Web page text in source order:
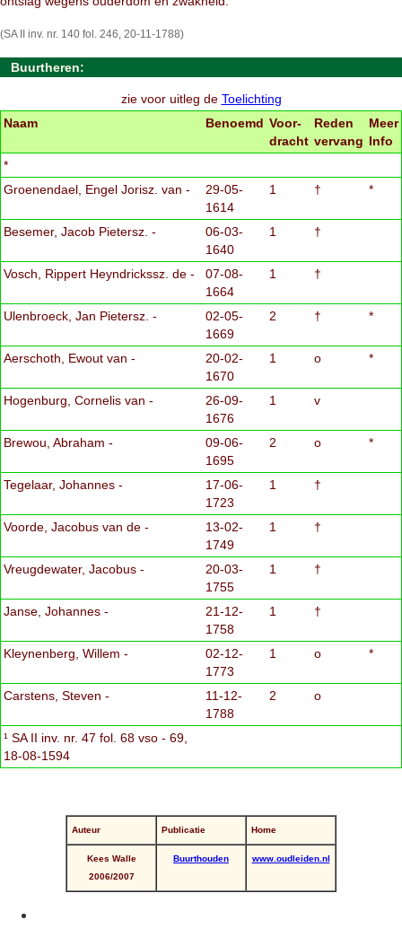
(SA II inv. nr. 140 fol. 246, 20-11-1788)
Buurtheren:
zie voor uitleg de Toelichting
Naam
Benoemd Voor-
dracht
Reden
vervang
Meer
Info
*
Groenendael, Engel Jorisz. van -
29-05-
1614
1 † *
Besemer, Jacob Pietersz. -
06-03-
1640
1 †
Vosch, Rippert Heyndrickssz. de -
07-08-
1664
1 †
Ulenbroeck, Jan Pietersz. -
02-05-
1669
2 † *
Aerschoth, Ewout van -
20-02-
1670
1 o *
Hogenburg, Cornelis van -
26-09-
1676
1 v
Brewou, Abraham -
09-06-
1695
2 o *
Tegelaar, Johannes -
17-06-
1723
1 †
Voorde, Jacobus van de -
13-02-
1749
1 †
Vreugdewater, Jacobus -
20-03-
1755
1 †
Janse, Johannes -
21-12-
1758
1 †
Kleynenberg, Willem -
02-12-
1773
1 o *
Carstens, Steven -
11-12-
1788
2 o
¹ SA II inv. nr. 47 fol. 68 vso - 69,
18-08-1594
Auteur Publicatie Home
Kees Walle
2006/2007
Buurthouden www.oudleiden.nl